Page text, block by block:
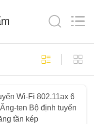
Wi-Fi 802.11ax 6
ten Bộ định tuyến
tần kép